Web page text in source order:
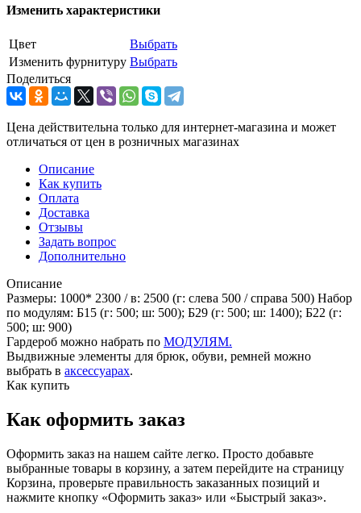
Изменить характеристики
Цвет
Выбрать
Изменить фурнитуру Выбрать
Поделиться
Цена действительна только для интернет-магазина и может
отличаться от цен в розничных магазинах
Описание
Как купить
Оплата
Доставка
Отзывы
Задать вопрос
Дополнительно
Описание
Размеры: 1000* 2300 / в: 2500 (г: слева 500 / справа 500) Набор
по модулям: Б15 (г: 500; ш: 500); Б29 (г: 500; ш: 1400); Б22 (г:
500; ш: 900)
Гардероб можно набрать по МОДУЛЯМ.
Выдвижные элементы для брюк, обуви, ремней можно
выбрать в аксессуарах.
Как купить
Как оформить заказ
Оформить заказ на нашем сайте легко. Просто добавьте
выбранные товары в корзину, а затем перейдите на страницу
Корзина, проверьте правильность заказанных позиций и
нажмите кнопку «Оформить заказ» или «Быстрый заказ».